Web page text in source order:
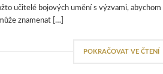
učitelé bojových umění s výzvami, abychom
znamenat […]
POKRAČOVAT VE ČTENÍ